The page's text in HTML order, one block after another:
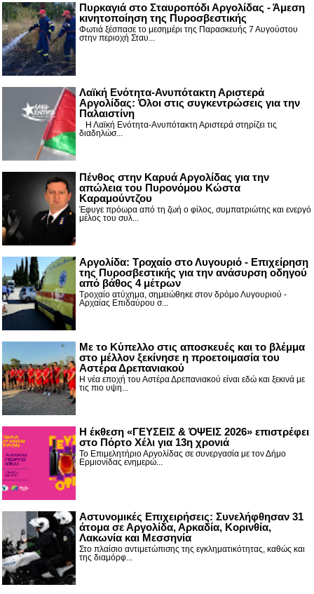
Πυρκαγιά στο Σταυροπόδι Αργολίδας - Άμεση
κινητοποίηση της Πυροσβεστικής
Φωτιά ξέσπασε το μεσημέρι της Παρασκευής 7 Αυγούστου
στην περιοχή Σταυ...
Λαϊκή Ενότητα-Ανυπότακτη Αριστερά
Αργολίδας: Όλοι στις συγκεντρώσεις για την
Παλαιστίνη
Η Λαϊκή Ενότητα-Ανυπότακτη Αριστερά στηρίζει τις
διαδηλώσ...
Πένθος στην Καρυά Αργολίδας για την
απώλεια του Πυρονόμου Κώστα
Καραμούντζου
Έφυγε πρόωρα από τη ζωή ο φίλος, συμπατριώτης και ενεργό
μέλος του συλ...
Αργολίδα: Τροχαίο στο Λυγουριό - Επιχείρηση
της Πυροσβεστικής για την ανάσυρση οδηγού
από βάθος 4 μέτρων
Τροχαίο ατύχημα, σημειώθηκε στον δρόμο Λυγουριού -
Αρχαίας Επιδαύρου σ...
Με το Κύπελλο στις αποσκευές και το βλέμμα
στο μέλλον ξεκίνησε η προετοιμασία του
Αστέρα Δρεπανιακού
Η νέα εποχή του Αστέρα Δρεπανιακού είναι εδώ και ξεκινά με
τις πιο υψη...
Η έκθεση «ΓΕΥΣΕΙΣ & ΌΨΕΙΣ 2026» επιστρέφει
στο Πόρτο Χέλι για 13η χρονιά
Το Επιμελητήριο Αργολίδας σε συνεργασία με τον Δήμο
Ερμιονίδας ενημερώ...
Αστυνομικές Επιχειρήσεις: Συνελήφθησαν 31
άτομα σε Αργολίδα, Αρκαδία, Κορινθία,
Λακωνία και Μεσσηνία
Στο πλαίσιο αντιμετώπισης της εγκληματικότητας, καθώς και
της διαμόρφ...